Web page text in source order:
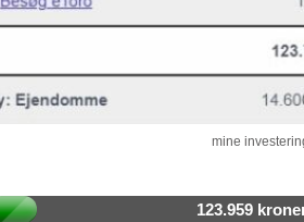
mine
123.959